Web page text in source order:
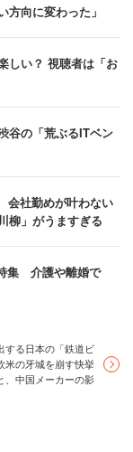
方向に変わった」
しい？ 視聴者は「お
谷の「荒ぶるITベン
会社勤めが叶わない
柳」がうますぎる
集 介護や離婚で
する日本の「鉄道ビ
米の牙城を崩す快挙
、中国メーカーの影